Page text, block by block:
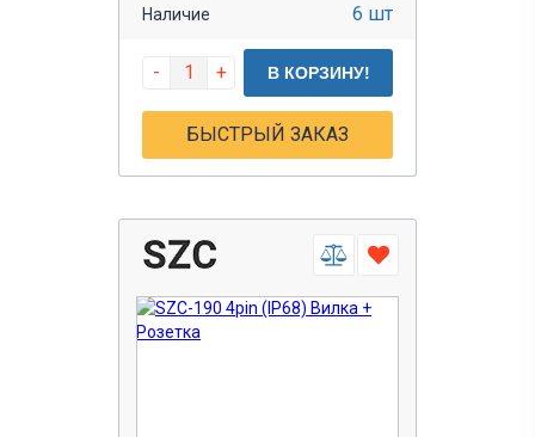
Наличие 6 шт
- + В КОРЗИНУ!
БЫСТРЫЙ ЗАКАЗ